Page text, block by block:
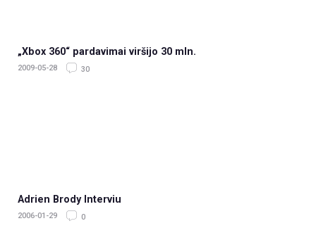
„Xbox 360“ pardavimai viršijo 30 mln.
2009-05-28 30
Adrien Brody Interviu
2006-01-29 0